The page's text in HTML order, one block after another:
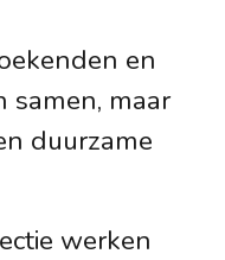
en
samen, maar
duurzame
werken